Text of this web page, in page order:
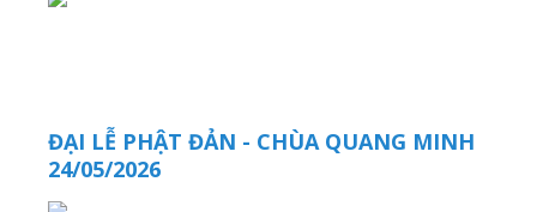
ĐẠI LỄ PHẬT ĐẢN - CHÙA QUANG MINH
24/05/2026